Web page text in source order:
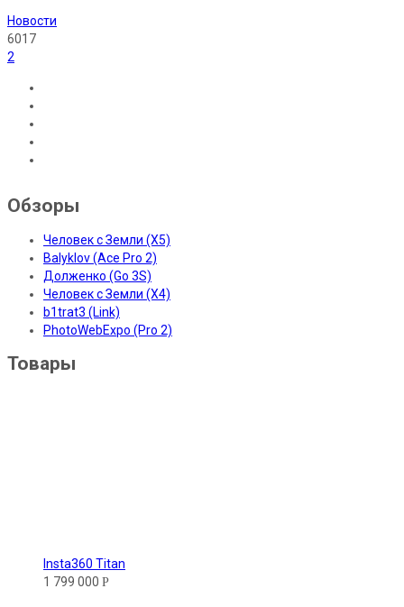
Новости
6017
2
Обзоры
Человек с Земли (X5)
Balyklov (Ace Pro 2)
Долженко (Go 3S)
Человек с Земли (X4)
b1trat3 (Link)
PhotoWebExpo (Pro 2)
Товары
Insta360 Titan
1 799 000 Р